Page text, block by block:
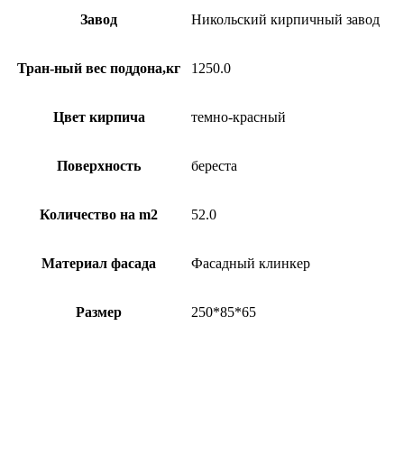
Завод Никольский кирпичный завод
Тран-ный вес поддона,кг 1250.0
Цвет кирпича темно-красный
Поверхность береста
Количество на m2 52.0
Материал фасада Фасадный клинкер
Размер 250*85*65